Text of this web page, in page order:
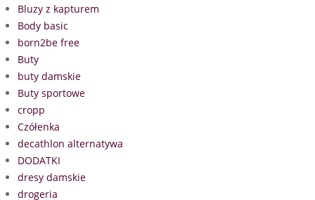
Bluzy z kapturem
Body basic
born2be free
Buty
buty damskie
Buty sportowe
cropp
Czółenka
decathlon alternatywa
DODATKI
dresy damskie
drogeria